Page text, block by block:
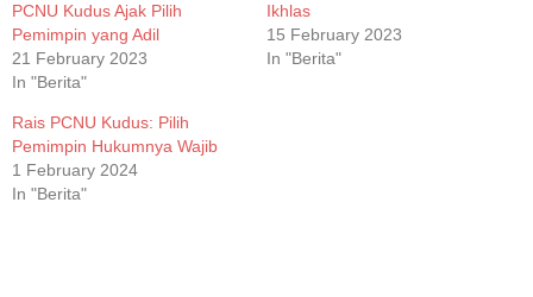
PCNU Kudus Ajak Pilih
Pemimpin yang Adil
21 February 2023
In "Berita"
Ikhlas
15 February 2023
In "Berita"
Rais PCNU Kudus: Pilih
Pemimpin Hukumnya Wajib
1 February 2024
In "Berita"